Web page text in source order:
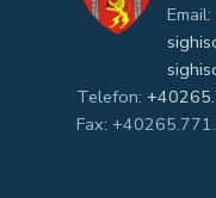
Email:
Telefon:
Fax: